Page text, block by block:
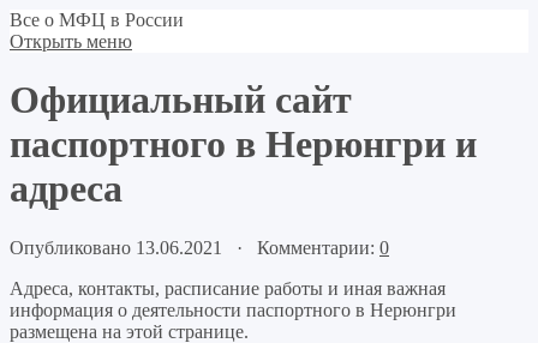
Все о МФЦ в России
Открыть меню
Официальный сайт
паспортного в Нерюнгри и
адреса
Опубликовано 13.06.2021 · Комментарии: 0
Адреса, контакты, расписание работы и иная важная
информация о деятельности паспортного в Нерюнгри
размещена на этой странице.